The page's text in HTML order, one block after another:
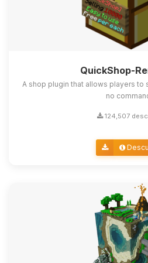
QuickShop-
A shop plugin that allows players to
no
124,507